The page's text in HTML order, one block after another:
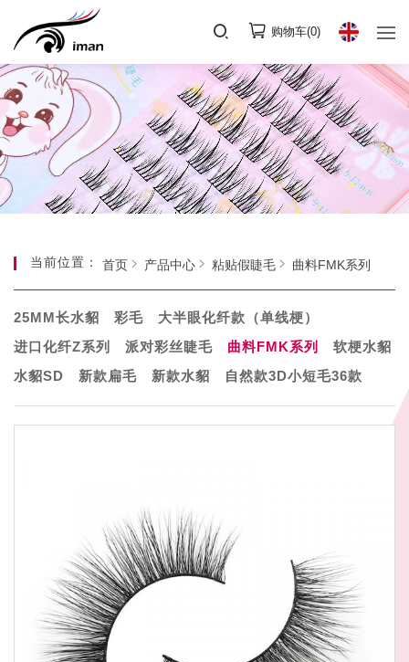
购物车(0)
当前位置： 首页 产品中心 粘贴假睫毛 曲料FMK系列
25MM长水貂 彩毛
大半眼化纤款（单线梗）
进口化纤Z系列
派对彩丝睫毛 曲料FMK系列
软梗水貂
水貂SD
新款扁毛 新款水貂 自然款3D小短毛36款